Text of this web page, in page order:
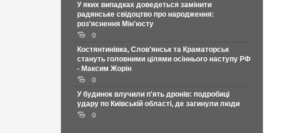
У яких випадках доведеться замінити
радянське свідоцтво про народження:
роз'яснення Мін'юсту
0
Костянтинівка, Слов'янськ та Краматорськ
стануть головними цілями осіннього наступу РФ
- Максим Жорін
0
У будинок влучили п'ять дронів: подробиці
удару по Київській області, де загинули люди
0